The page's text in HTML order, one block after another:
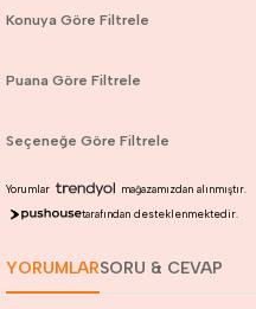
Konuya Göre Filtrele
Puana Göre Filtrele
Seçeneğe Göre Filtrele
Yorumlar
mağazamızdan alınmıştır.
tarafından desteklenmektedir.
YORUMLARSORU & CEVAP